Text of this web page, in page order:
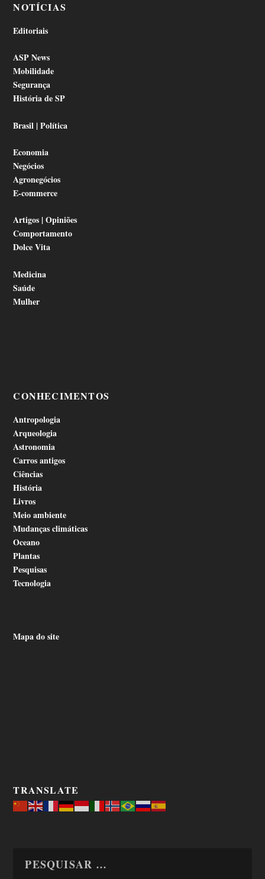
NOTÍCIAS
Editoriais
ASP News
Mobilidade
Segurança
História de SP
Brasil | Política
Economia
Negócios
Agronegócios
E-commerce
Artigos | Opiniões
Comportamento
Dolce Vita
Medicina
Saúde
Mulher
CONHECIMENTOS
Antropologia
Arqueologia
Astronomia
Carros antigos
Ciências
História
Livros
Meio ambiente
Mudanças climáticas
Oceano
Plantas
Pesquisas
Tecnologia
Mapa do site
TRANSLATE